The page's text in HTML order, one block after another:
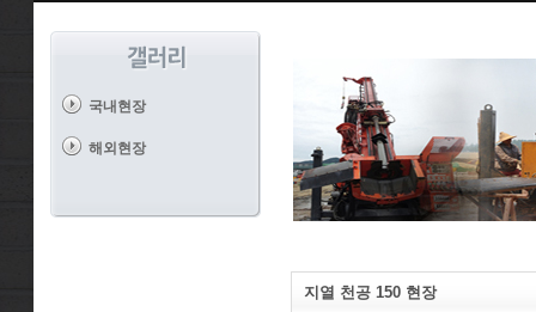
국내현장
해외현장
지열 천공 150 현장